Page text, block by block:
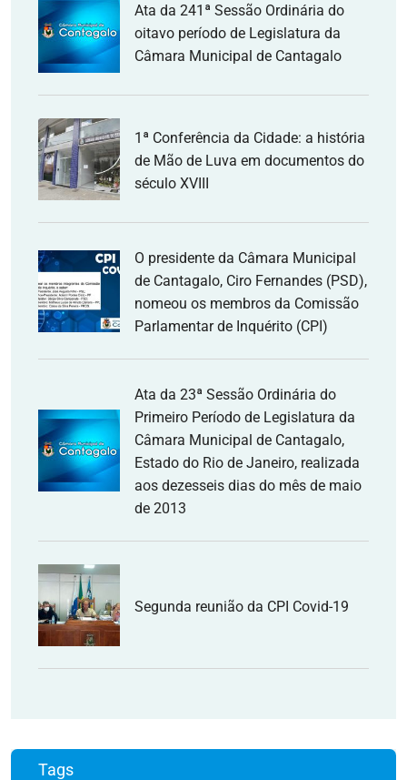
Ata da 241ª Sessão Ordinária do
oitavo período de Legislatura da
Câmara Municipal de Cantagalo
1ª Conferência da Cidade: a história
de Mão de Luva em documentos do
século XVIII
O presidente da Câmara Municipal
de Cantagalo, Ciro Fernandes (PSD),
nomeou os membros da Comissão
Parlamentar de Inquérito (CPI)
Ata da 23ª Sessão Ordinária do
Primeiro Período de Legislatura da
Câmara Municipal de Cantagalo,
Estado do Rio de Janeiro, realizada
aos dezesseis dias do mês de maio
de 2013
Segunda reunião da CPI Covid-19
Tags